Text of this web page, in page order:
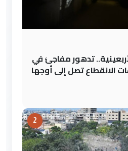
تدهور مفاجئ في
الانقطاع تصل إلى أوجها
2